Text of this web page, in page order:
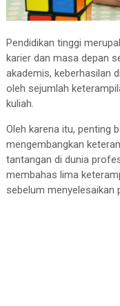
Pendidikan tinggi
karier dan masa depan
akademis, keberhasilan
oleh sejumlah
kuliah.
Oleh karena itu, penting
mengembangkan
tantangan di dunia
membahas lima
sebelum menyelesaikan